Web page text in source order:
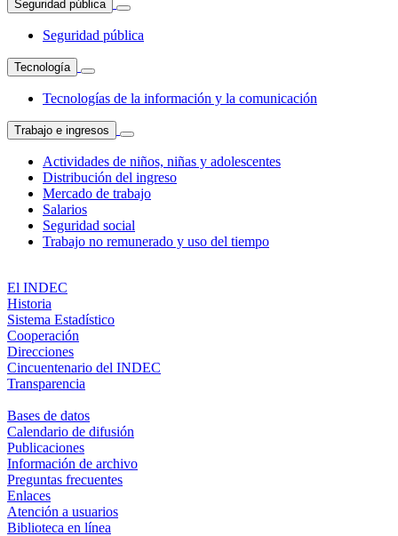
Seguridad pública
Seguridad pública
Tecnología
Tecnologías de la información y la comunicación
Trabajo e ingresos
Actividades de niños, niñas y adolescentes
Distribución del ingreso
Mercado de trabajo
Salarios
Seguridad social
Trabajo no remunerado y uso del tiempo
El INDEC
Historia
Sistema Estadístico
Cooperación
Direcciones
Cincuentenario del INDEC
Transparencia
Bases de datos
Calendario de difusión
Publicaciones
Información de archivo
Preguntas frecuentes
Enlaces
Atención a usuarios
Biblioteca en línea